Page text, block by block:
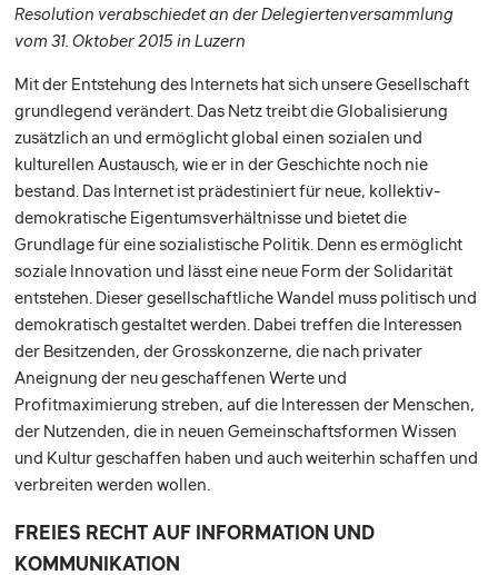
Resolution verabschiedet an der Delegiertenversammlung
vom 31. Oktober 2015 in Luzern
Mit der Entstehung des Internets hat sich unsere Gesellschaft
grundlegend verändert. Das Netz treibt die Globalisierung
zusätzlich an und ermöglicht global einen sozialen und
kulturellen Austausch, wie er in der Geschichte noch nie
bestand. Das Internet ist prädestiniert für neue, kollektiv-
demokratische Eigentumsverhältnisse und bietet die
Grundlage für eine sozialistische Politik. Denn es ermöglicht
soziale Innovation und lässt eine neue Form der Solidarität
entstehen. Dieser gesellschaftliche Wandel muss politisch und
demokratisch gestaltet werden. Dabei treffen die Interessen
der Besitzenden, der Grosskonzerne, die nach privater
Aneignung der neu geschaffenen Werte und
Profitmaximierung streben, auf die Interessen der Menschen,
der Nutzenden, die in neuen Gemeinschaftsformen Wissen
und Kultur geschaffen haben und auch weiterhin schaffen und
verbreiten werden wollen.
FREIES RECHT AUF INFORMATION UND
KOMMUNIKATION